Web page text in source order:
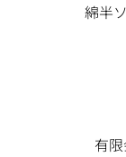
綿半
有